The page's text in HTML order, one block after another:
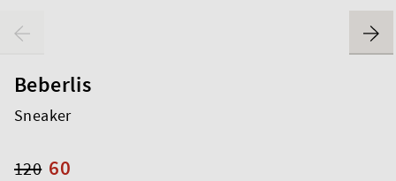
Beberlis
Sneaker
60
120